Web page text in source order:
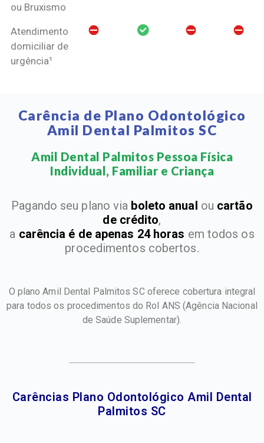
ou Bruxismo
Atendimento
domiciliar de
urgência¹
Carência de Plano Odontológico
Amil Dental Palmitos SC
Amil Dental Palmitos Pessoa Física
Individual, Familiar e Criança​
Pagando seu plano via boleto anual ou cartão
de crédito,
a carência é de apenas 24 horas em todos os
procedimentos cobertos.
O plano Amil Dental Palmitos SC oferece cobertura integral
para todos os procedimentos do Rol ANS(Agência Nacional
de Saúde Suplementar).
Carências Plano Odontológico Amil Dental
Palmitos SC​